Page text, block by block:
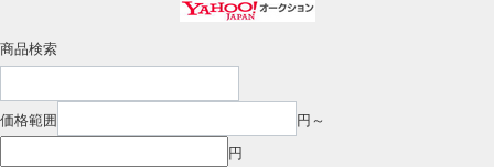
商品検索
価格範囲
円～
円